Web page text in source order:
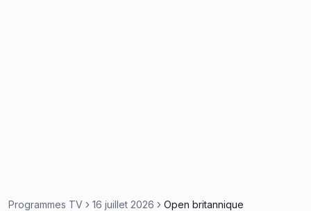
Programmes TV 16 juillet 2026 Open britannique